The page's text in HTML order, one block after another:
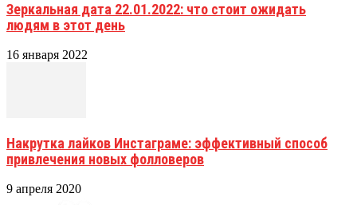
Зеркальная дата 22.01.2022: что стоит ожидать
людям в этот день
16 января 2022
Накрутка лайков Инстаграме: эффективный способ
привлечения новых фолловеров
9 апреля 2020